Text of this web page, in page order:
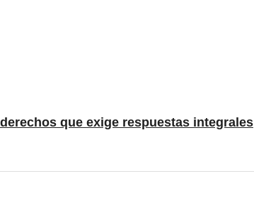
que exige respuestas integrales